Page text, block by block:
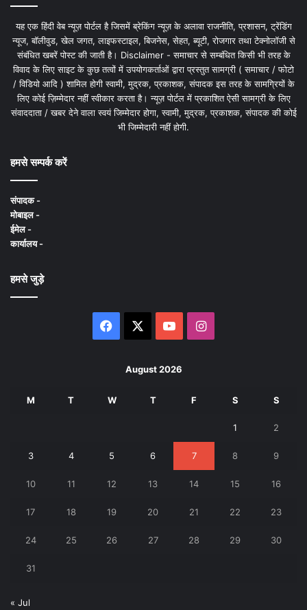
यह एक हिंदी वेब न्यूज़ पोर्टल है जिसमें ब्रेकिंग न्यूज़ के अलावा राजनीति, प्रशासन, ट्रेंडिंग
न्यूज, बॉलीवुड, खेल जगत, लाइफस्टाइल, बिजनेस, सेहत, ब्यूटी, रोजगार तथा टेक्नोलॉजी से
संबंधित खबरें पोस्ट की जाती है। Disclaimer - समाचार से सम्बंधित किसी भी तरह के
विवाद के लिए साइट के कुछ तत्वों में उपयोगकर्ताओं द्वारा प्रस्तुत सामग्री ( समाचार / फोटो
/ विडियो आदि ) शामिल होगी स्वामी, मुद्रक, प्रकाशक, संपादक इस तरह के सामग्रियों के
लिए कोई ज़िम्मेदार नहीं स्वीकार करता है। न्यूज़ पोर्टल में प्रकाशित ऐसी सामग्री के लिए
संवाददाता / खबर देने वाला स्वयं जिम्मेदार होगा, स्वामी, मुद्रक, प्रकाशक, संपादक की कोई
भी जिम्मेदारी नहीं होगी.
हमसे सम्पर्क करें
संपादक -
मोबाइल -
ईमेल -
कार्यालय -
हमसे जुड़े
Facebook YouTubeInstagram
August 2026
M T W T F S S
1 2
3 4 5 6 7 8 9
10 11 12 13 14 15 16
17 18 19 20 21 22 23
24 25 26 27 28 29 30
31
« Jul